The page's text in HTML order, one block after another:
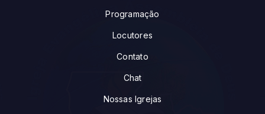
Programação
Locutores
Contato
Chat
Nossas Igrejas